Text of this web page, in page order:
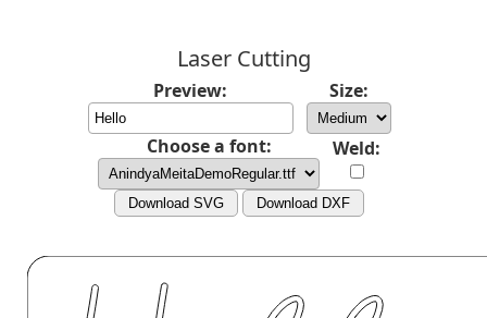
Laser Cutting
Preview: Size:
Choose a font: Weld:
Download SVG Download DXF